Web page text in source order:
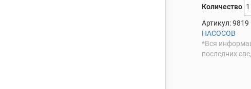
Количество
Артикул:9819
НАСОСОВ
*Вся
последних